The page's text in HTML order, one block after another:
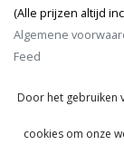
(Alle prijzen altijd
Algemene
Feed
Door het gebruiken
cookies om onze